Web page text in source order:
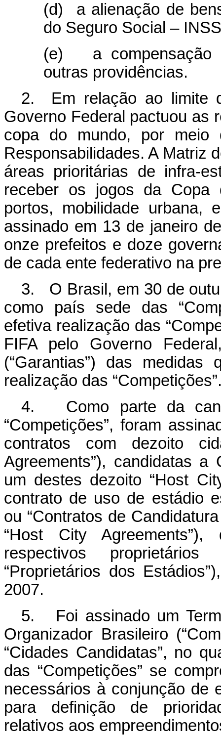
(d)
a alienação de
do Seguro Social –
(e)
a
outras providências.
2. Em relação ao limite
Governo Federal pactuou as
copa do mundo, por meio
Responsabilidades. A Matriz
áreas prioritárias de infra-
receber os jogos da Copa
portos, mobilidade urbana,
assinado em 13 de janeiro
onze prefeitos e doze
de cada ente federativo na
3. O Brasil, em 30 de
como país sede das
efetiva realização das
FIFA pelo Governo
(“Garantias”) das
realização das
4. Como parte da
“Competições”, foram
contratos com dezoito
Agreements”), candidatas
um destes dezoito “Host
contrato de uso de estádio
ou “Contratos de
“Host City
respectivos
“Proprietários dos
2007.
5. Foi assinado um
Organizador Brasileiro
“Cidades Candidatas”, no
das “Competições” se
necessários à conjunção de
para definição de
relativos aos